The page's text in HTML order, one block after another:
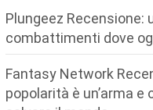
Plungeez Recensione:
combattimenti dove
Fantasy Network
popolarità è un’arma e